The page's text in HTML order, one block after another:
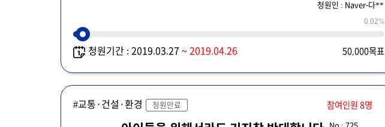
청원인 : Naver-다**
0.02%
청원기간 : 2019.03.27 ~ 2019.04.26 50,000목표
#교통·건설·환경 청원만료 참여인원 8명
No : 725